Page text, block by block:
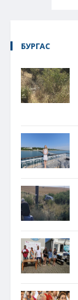
БУРГАС